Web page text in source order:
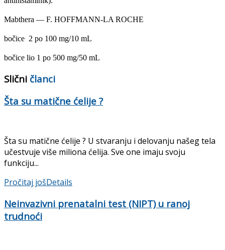
Mabthera — F. HOFFMANN-LA ROCHE
bočice 2 po 100 mg/10 mL
bočice lio 1 po 500 mg/50 mL
Slični članci
Šta su matične ćelije ?
Šta su matične ćelije ? U stvaranju i delovanju našeg tela
učestvuje više miliona ćelija. Sve one imaju svoju
funkciju...
Pročitaj jošDetails
Neinvazivni prenatalni test (NIPT) u ranoj
trudnoći